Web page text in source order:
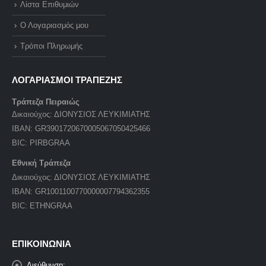
Λίστα Επιθυμιών
Ο Λογαριασμός μου
Τρόποι Πληρωμής
ΛΟΓΑΡΙΑΣΜΟΙ ΤΡΑΠΕΖΗΣ
Τράπεζα Πειραιώς
Δικαιούχος: ΔΙΟΝΥΣΙΟΣ ΛΕΥΚΙΜΙΑΤΗΣ
IBAN: GR3901720670005067050425466
BIC: PIRBGRAA
Εθνική Τράπεζα
Δικαιούχος: ΔΙΟΝΥΣΙΟΣ ΛΕΥΚΙΜΙΑΤΗΣ
IBAN: GR1001100770000007794362355
BIC: ETHNGRAA
ΕΠΙΚΟΙΝΩΝΙΑ